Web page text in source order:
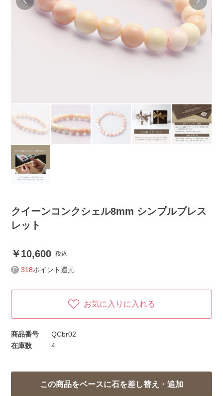
クイーンコンクシェル8mm シンプルブレス
レット
10,600 税込
318ポイント還元
お気に入りに入れる
商品番号
QCbr02
在庫数
4